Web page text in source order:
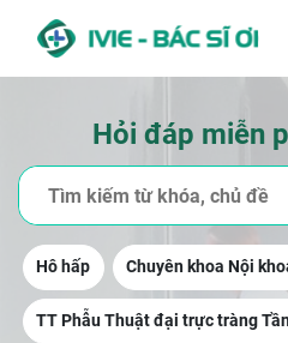
Hỏi đáp miễn
Hô hấp Chuyên khoa Nội
TT Phẫu Thuật đại trực tràng